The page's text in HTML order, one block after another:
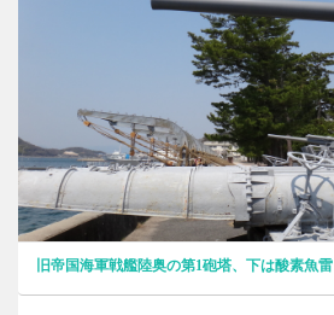
旧帝国海軍戦艦陸奥の第1砲塔、下は酸素魚雷